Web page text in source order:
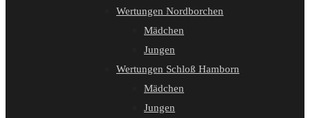
Wertungen Nordborchen
Mädchen
Jungen
Wertungen Schloß Hamborn
Mädchen
Jungen